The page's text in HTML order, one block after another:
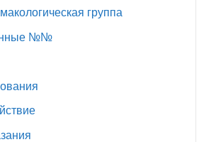
группа
№№